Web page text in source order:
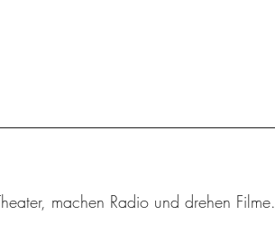
machen Radio und drehen Filme.